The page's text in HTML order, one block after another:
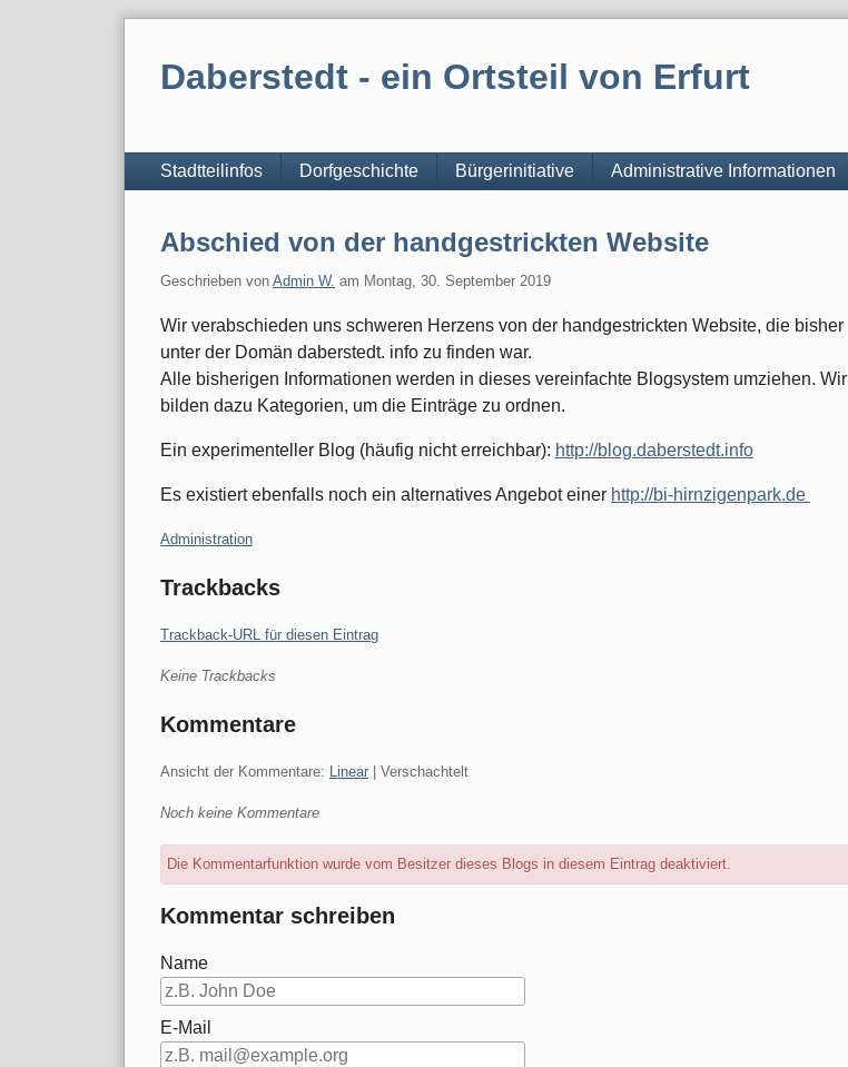
Daberstedt - ein Ortsteil von Erfurt
Navigation
Stadtteilinfos Dorfgeschichte Bürgerinitiative Administrative Informationen
Abschied von der handgestrickten Website
Geschrieben von Admin W. am Montag, 30. September 2019
Wir verabschieden uns schweren Herzens von der handgestrickten Website, die bisher
unter der Domän daberstedt. info zu finden war.
Alle bisherigen Informationen werden in dieses vereinfachte Blogsystem umziehen. Wir
bilden dazu Kategorien, um die Einträge zu ordnen.
Ein experimenteller Blog (häufig nicht erreichbar): http://blog.daberstedt.info
Es existiert ebenfalls noch ein alternatives Angebot einer http://bi-hirnzigenpark.de
Kategorien:
Administration
Trackbacks
Trackback-URL für diesen Eintrag
Keine Trackbacks
Kommentare
Ansicht der Kommentare: Linear | Verschachtelt
Noch keine Kommentare
Die Kommentarfunktion wurde vom Besitzer dieses Blogs in diesem Eintrag deaktiviert.
Kommentar schreiben
Name
E-Mail